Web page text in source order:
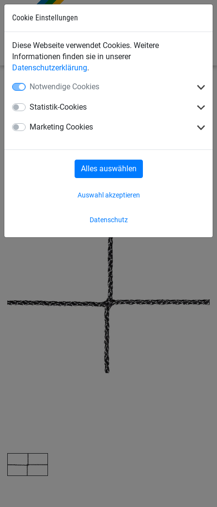
Cookie Einstellungen
Diese Webseite verwendet Cookies. Weitere
Informationen finden sie in unserer
Datenschutzerklärung.
Notwendige Cookies
Statistik-Cookies
Marketing Cookies
Datenschutz
Auswahl akzeptieren
Alles auswählen
Industrienetze Abdecknetze und -planen Abdecknetze
Netz aus PP, ca. 1,5 mm stark,
Maschenweite 30 mm